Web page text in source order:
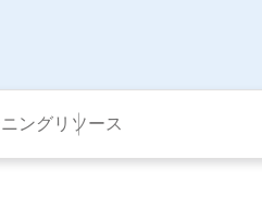
ングリソース